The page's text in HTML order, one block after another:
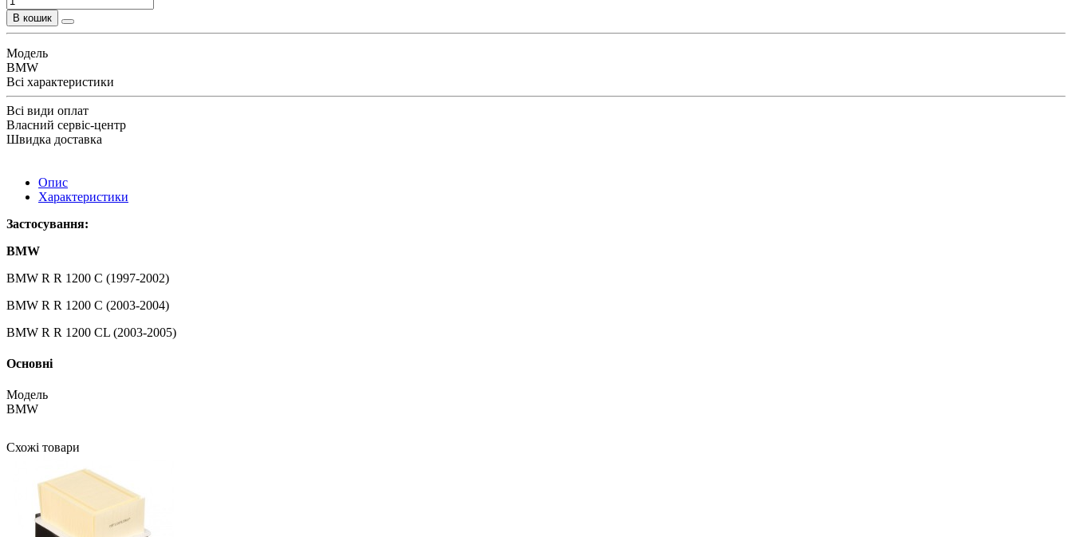
В кошик
Модель
BMW
Всі характеристики
Всі види оплат
Власний сервіс-центр
Швидка доставка
Опис
Характеристики
Застосування:
BMW
BMW R R 1200 C (1997-2002)
BMW R R 1200 C (2003-2004)
BMW R R 1200 CL (2003-2005)
Основні
Модель
BMW
Схожі товари